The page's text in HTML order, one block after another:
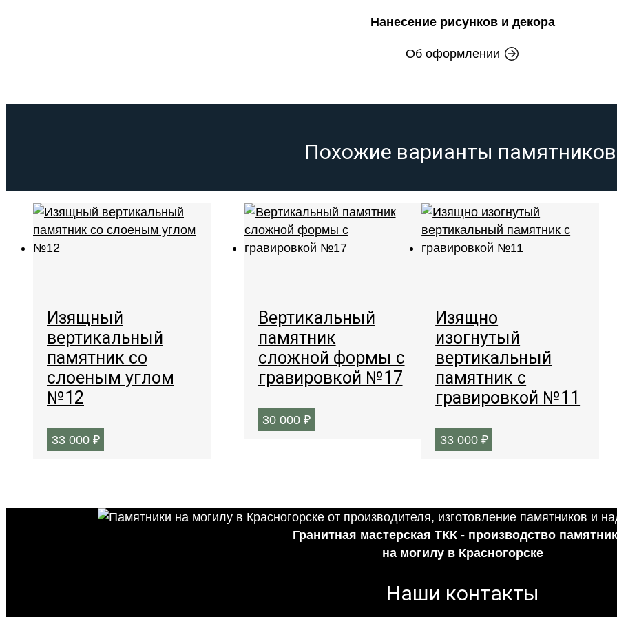
Нанесение рисунков и декора
Об оформлении
Похожие варианты
Изящный
вертикальный
памятник со
слоеным углом
№12
33 000 ₽
Вертикальный
памятник
сложной формы с
гравировкой №17
30 000₽
Изящно
изогнутый
вертикальный
памятник с
гравировкой №11
33 000 ₽
Гранитная мастерская ТКК - производство
на могилу в Красногорске
Наши контакты